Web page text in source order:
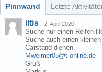
Pinnwand Letzte
iltis - 2. April 2020
Suche nur einen Reifen
Suche auch einen
Carstand dienen.
Mweimer05@t-online.de
Gruß